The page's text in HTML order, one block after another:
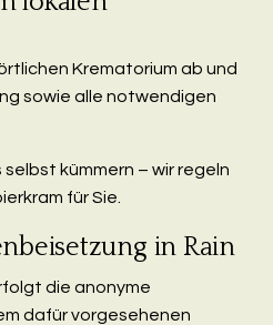
Krematorium ab und
sowie alle notwendigen
kümmern – wir regeln
für Sie.
in Rain
die anonyme
dafür vorgesehenen